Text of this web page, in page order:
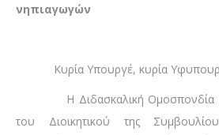
νηπιαγωγών
Κυρία Υπουργέ, κυρία
Η Διδασκαλική Ομοσπονδία
του Διοικητικού της